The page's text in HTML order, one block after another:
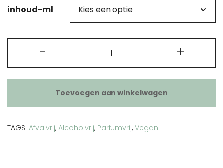
2.30 €
inhoud-ml
-
aluminium
aantal
+
Toevoegen aan winkelwagen
TAGS: Afvalvrij, Alcoholvrij, Parfumvrij, Vegan